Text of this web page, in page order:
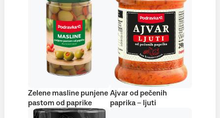
Zelene masline punjene
pastom od paprike
Ajvar od pečenih
paprika – ljuti